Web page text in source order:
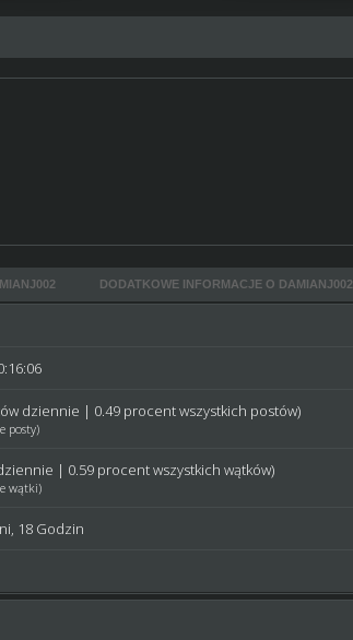
DODATKOWE INFORMACJE O DAMIANJ002
dziennie | 0.49 procent wszystkich postów)
posty)
| 0.59 procent wszystkich wątków)
wątki)
18 Godzin